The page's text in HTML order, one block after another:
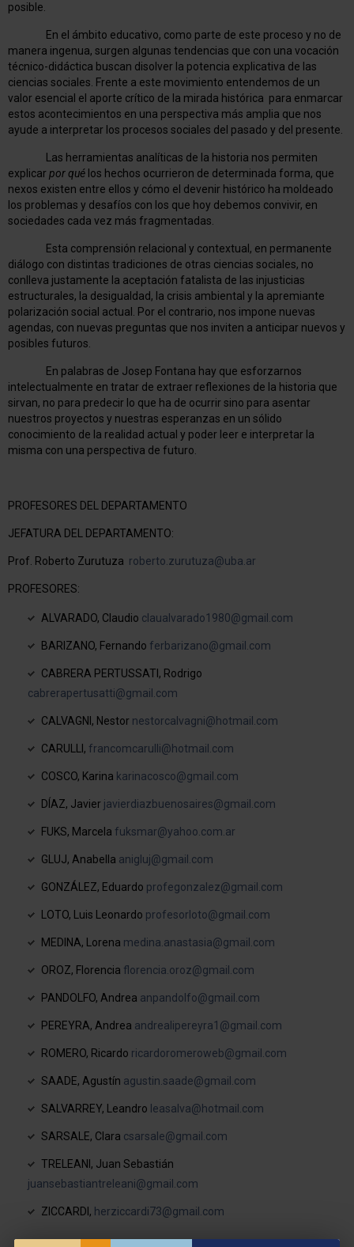
posible.
En el ámbito educativo, como parte de este proceso y no de
manera ingenua, surgen algunas tendencias que con una vocación
técnico-didáctica buscan disolver la potencia explicativa de las
ciencias sociales. Frente a este movimiento entendemos de un
valor esencial el aporte crítico de la mirada histórica para enmarcar
estos acontecimientos en una perspectiva más amplia que nos
ayude a interpretar los procesos sociales del pasado y del presente.
Las herramientas analíticas de la historia nos permiten
explicar por qué los hechos ocurrieron de determinada forma, que
nexos existen entre ellos y cómo el devenir histórico ha moldeado
los problemas y desafíos con los que hoy debemos convivir, en
sociedades cada vez más fragmentadas.
Esta comprensión relacional y contextual, en permanente
diálogo con distintas tradiciones de otras ciencias sociales, no
conlleva justamente la aceptación fatalista de las injusticias
estructurales, la desigualdad, la crisis ambiental y la apremiante
polarización social actual. Por el contrario, nos impone nuevas
agendas, con nuevas preguntas que nos inviten a anticipar nuevos y
posibles futuros.
En palabras de Josep Fontana hay que esforzarnos
intelectualmente en tratar de extraer reflexiones de la historia que
sirvan, no para predecir lo que ha de ocurrir sino para asentar
nuestros proyectos y nuestras esperanzas en un sólido
conocimiento de la realidad actual y poder leer e interpretar la
misma con una perspectiva de futuro.
PROFESORES DEL DEPARTAMENTO
JEFATURA DEL DEPARTAMENTO:
Prof. Roberto Zurutuza roberto.zurutuza@uba.ar
PROFESORES:
ALVARADO, Claudio claualvarado1980@gmail.com
BARIZANO, Fernando ferbarizano@gmail.com
CABRERA PERTUSSATI, Rodrigo
cabrerapertusatti@gmail.com
CALVAGNI, Nestor nestorcalvagni@hotmail.com
CARULLI, francomcarulli@hotmail.com
COSCO, Karina karinacosco@gmail.com
DÍAZ, Javier javierdiazbuenosaires@gmail.com
FUKS, Marcela fuksmar@yahoo.com.ar
GLUJ, Anabella anigluj@gmail.com
GONZÁLEZ, Eduardo profegonzalez@gmail.com
LOTO, Luis Leonardo profesorloto@gmail.com
MEDINA, Lorena medina.anastasia@gmail.com
OROZ, Florencia florencia.oroz@gmail.com
PANDOLFO, Andrea anpandolfo@gmail.com
PEREYRA, Andrea andrealipereyra1@gmail.com
ROMERO, Ricardo ricardoromeroweb@gmail.com
SAADE, Agustín agustin.saade@gmail.com
SALVARREY, Leandro leasalva@hotmail.com
SARSALE, Clara csarsale@gmail.com
TRELEANI, Juan Sebastián
juansebastiantreleani@gmail.com
ZICCARDI, herziccardi73@gmail.com